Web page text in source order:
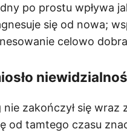
po prostu wpływa
się od nowa;
celowo
nie zakończył się
od tamtego czasu